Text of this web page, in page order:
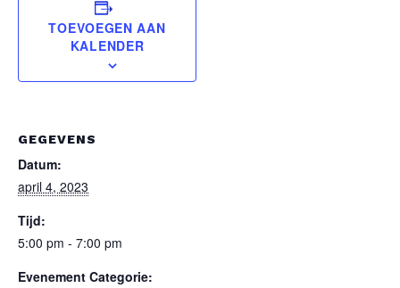
TOEVOEGEN AAN
KALENDER
GEGEVENS
Datum:
april 4, 2023
Tijd:
5:00 pm - 7:00 pm
Evenement Categorie: